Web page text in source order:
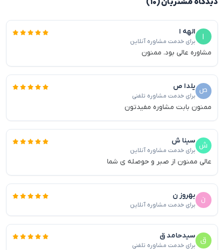
دیدگاه مشتریان (۱۰)
الهه ا
برای خدمت مشاوره آنلاین
مشاوره عالی بود. ممنون
یلدا ص
برای خدمت مشاوره تلفنی
ممنون بابت مشاوره مفیدتون
سینا ش
برای خدمت مشاوره آنلاین
عالی ممنون از صبر و حوصله ی شما
بهروز ن
برای خدمت مشاوره آنلاین
سیدحامد ق
برای خدمت مشاوره تلفنی